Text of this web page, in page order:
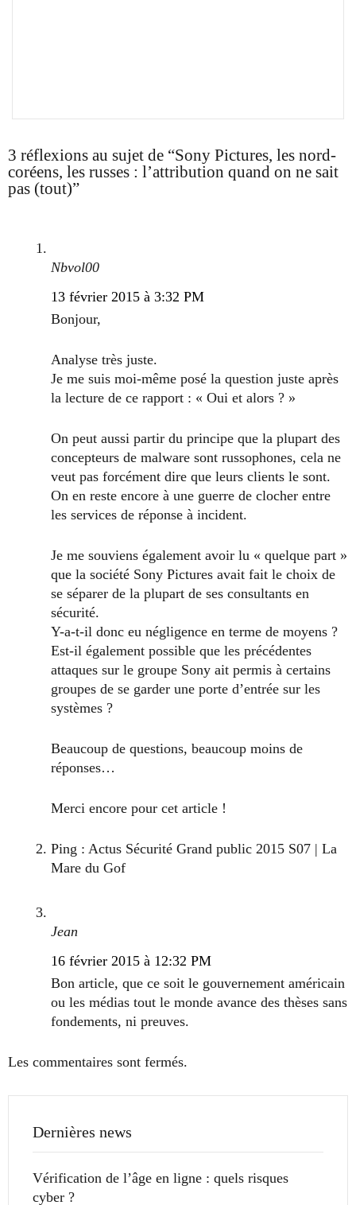
3 réflexions au sujet de “Sony Pictures, les nord-
coréens, les russes : l’attribution quand on ne sait
pas (tout)”
Nbvol00
13 février 2015 à 3:32 PM
Bonjour,
Analyse très juste.
Je me suis moi-même posé la question juste après
la lecture de ce rapport : « Oui et alors ? »
On peut aussi partir du principe que la plupart des
concepteurs de malware sont russophones, cela ne
veut pas forcément dire que leurs clients le sont.
On en reste encore à une guerre de clocher entre
les services de réponse à incident.
Je me souviens également avoir lu « quelque part »
que la société Sony Pictures avait fait le choix de
se séparer de la plupart de ses consultants en
sécurité.
Y-a-t-il donc eu négligence en terme de moyens ?
Est-il également possible que les précédentes
attaques sur le groupe Sony ait permis à certains
groupes de se garder une porte d’entrée sur les
systèmes ?
Beaucoup de questions, beaucoup moins de
réponses…
Merci encore pour cet article !
Ping : Actus Sécurité Grand public 2015 S07 | La
Mare du Gof
Jean
16 février 2015 à 12:32 PM
Bon article, que ce soit le gouvernement américain
ou les médias tout le monde avance des thèses sans
fondements, ni preuves.
Les commentaires sont fermés.
Dernières news
Vérification de l’âge en ligne : quels risques
cyber ?